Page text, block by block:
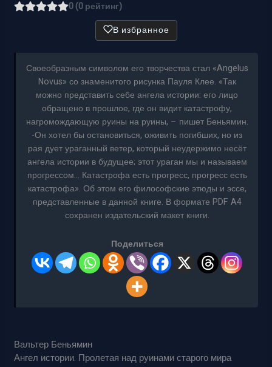
0 (0 рейтинг)
В избранное
Своеобразным символом его творчества стал «Angelus
Novus» со знаменитого рисунка Пауля Клее. «Так
можно представить себе ангела истории: его лицо
обращено в прошлое, где он видит катастрофу,
нагромождающую руины на руины, – пишет Беньямин.
-Он хотел бы остановиться, оживить погибших, но из
рая дует ураганный ветер, который неудержимо несёт
ангела истории в будущее; этот ураган мы и называем
прогрессом… Катастрофа есть прогресс, прогресс есть
катастрофа». Об этом его философские этюды и эссе,
представленные в данной книге. В формате PDF A4
сохранен издательский макет книги.
Поделиться
Вальтер Беньямин
Ангел истории. Пролетая над руинами старого мира